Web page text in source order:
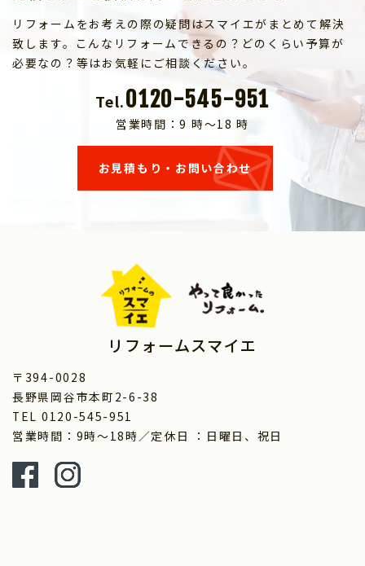
リフォームをお考えの際の疑問はスマイエがまとめて解決
致します。こんなリフォームできるの？どのくらい予算が
必要なの？等はお気軽にご相談ください。
Tel.0120-545-951
営業時間：9 時～18 時
お見積もり・お問い合わせ
リフォームスマイエ
〒394-0028
長野県岡谷市本町2-6-38
TEL 0120-545-951
営業時間：9時～18時／定休日 ：日曜日、祝日